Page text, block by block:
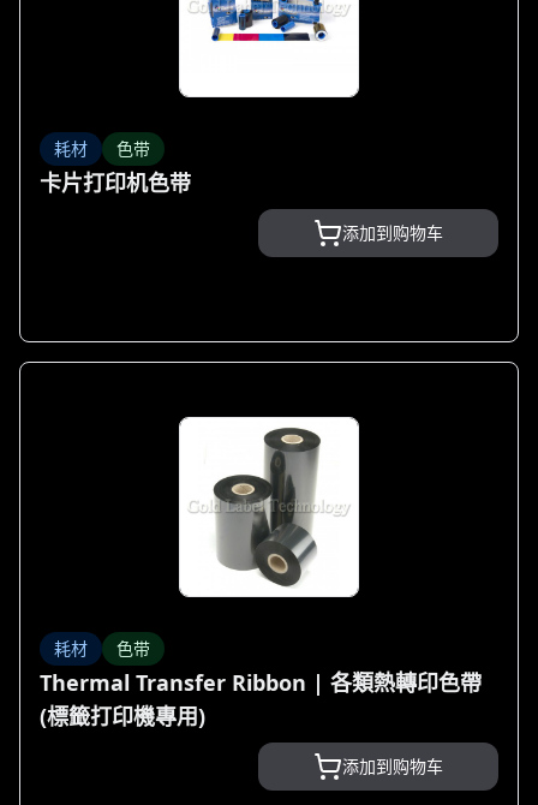
耗材 色带
卡片打印机色带
添加到购物车
耗材 色带
Thermal Transfer Ribbon | 各類熱轉印色帶
(標籤打印機專用)
添加到购物车